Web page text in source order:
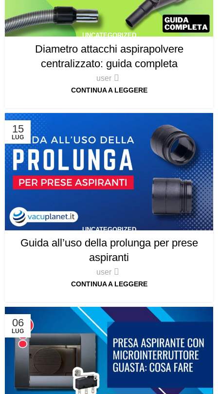
UNCATEGORIZED
Diametro attacchi aspirapolvere
centralizzato: guida completa
user
CONTINUA A LEGGERE
15
LUG
UNCATEGORIZED
Guida all’uso della prolunga per prese
aspiranti
user
CONTINUA A LEGGERE
06
LUG